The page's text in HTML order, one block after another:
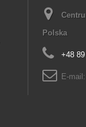
Polska
+48
E-mail: